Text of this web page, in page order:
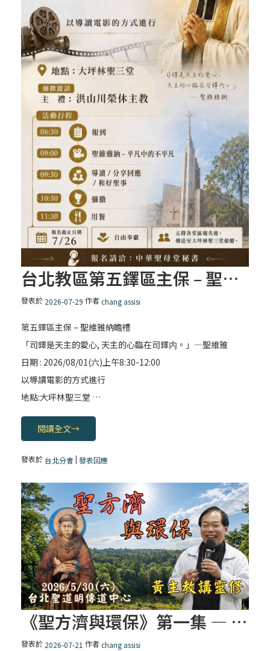
(1)黃敏正主教帶你做【將臨期避靜】—「走
入基督降生的奧蹟」以稅吏匝凱遇見耶穌為
例
「禧年 來~」第十七集(最終回)：成為懷抱
「希望」的傳教士 / 宜蘭市法蒂瑪聖母堂
「禧年 來~」第十六集：談《希伯來書》中的
「希望」 / 高雄玫瑰聖母聖殿主教座堂
「禧年 來~」第十五集：再論《在希望中得
救》通諭中的「希望」 / 花蓮美崙進教之佑
主教座堂(下)
「禧年 來~」第十四集：續談《在希望中得
救》通諭中的「希望」 / 花蓮美崙進教之佑
主教座堂(上)
「信仰之旅」第七集【罪的啟示】推廣影片
【信仰之旅】第七集：「罪的啟示」—黃錦
文神父
「禧年 來~」第十三集：論《在希望中得救》
的「希望」 / 台南中華聖母主教座堂(上)
「禧年 來~」第十一集：續談禧年特色 ~ 聖門
/ 梅山中華聖母朝聖地
最佳人氣獎《教會與我》黃琇玨
最佳影片獎《在愛中成長》蘇欣怡
「禧年 來~」第十集：禧年特色之一 ~ 朝聖 /
台北教區第五鐸區主保 – 聖維雅納瞻禮
發表於 2026-07-29 作者chang assisi
第五鐸區主保 – 聖維雅納瞻禮
「司鐸是天主的愛心, 天主的心臨在司鐸内。」―聖維雅
日期 : 2026/08/01(六)上午8:30-12:00
以導讀電影的方式進行
地點:大坪林聖三堂 …
閱讀全文→
發表於 台北分會|發表回應
《聖方濟與環保》第一集 — 聖方濟的靈修核心：「貧窮、環保與和平」
發表於 2026-07-21 作者chang assisi